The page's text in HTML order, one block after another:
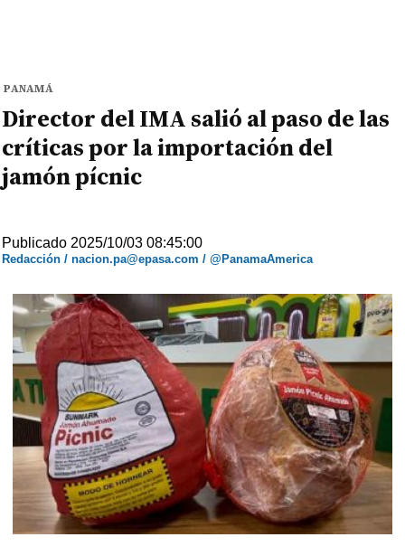
PANAMÁ
Director del IMA salió al paso de las
críticas por la importación del
jamón pícnic
Publicado 2025/10/03 08:45:00
Redacción / nacion.pa@epasa.com / @PanamaAmerica